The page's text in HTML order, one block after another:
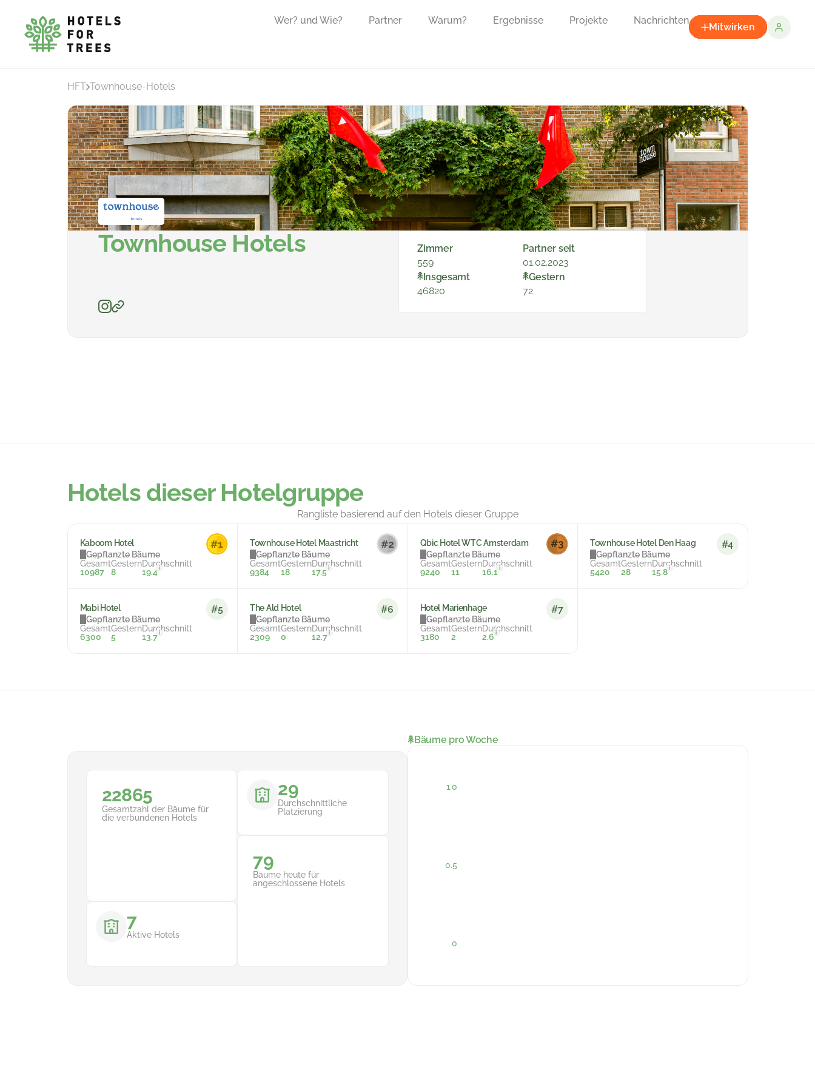
Wer? und Wie? Partner Warum? Ergebnisse Projekte Nachrichten
Mitwirken
HFT Townhouse-Hotels
Townhouse Hotels
Zimmer
559
Partner seit
01.02.2023
Insgesamt
46820
Gestern
72
Hotels dieser Hotelgruppe
Rangliste basierend auf den Hotels dieser Gruppe
Kaboom Hotel
Gepflanzte Bäume
Gesamt
10987
Gestern
8
Durchschnitt
19.4 i
Townhouse Hotel Maastricht
Gepflanzte Bäume
Gesamt
9384
Gestern
18
Durchschnitt
17.5 i
Qbic Hotel WTC Amsterdam
Gepflanzte Bäume
Gesamt
9240
Gestern
11
Durchschnitt
16.1 i
#4
Townhouse Hotel Den Haag
Gepflanzte Bäume
Gesamt
5420
Gestern
28
Durchschnitt
15.8 i
#5
Mabi Hotel
Gepflanzte Bäume
Gesamt
6300
Gestern
5
Durchschnitt
13.7 i
#6
The Ald Hotel
Gepflanzte Bäume
Gesamt
2309
Gestern
0
Durchschnitt
12.7 i
#7
Hotel Marienhage
Gepflanzte Bäume
Gesamt
3180
Gestern
2
Durchschnitt
2.6 i
Gesamtzahl der Bäume für
die verbundenen Hotels
29898
Durchschnittliche
Platzierung
29
Bäume heute für
angeschlossene Hotels
79
Aktive Hotels
7
Bäume pro Woche